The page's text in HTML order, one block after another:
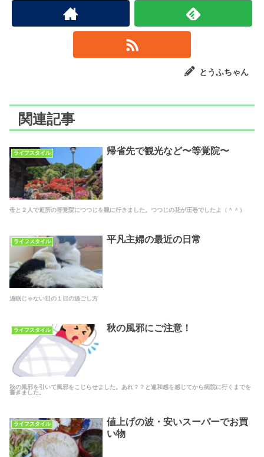
とうふちゃん
関連記事
ライフスタイル 帰省先で観光など〜等覚院〜
母と２人で近所の等覚院につつじを観に行きました。つつじの花が圧巻でしたよ（＾＾）
ライフスタイル 平凡主婦の最近の日常
過眠じゃない日の１日の過ごし方
ライフスタイル 秋の風邪にご注意！
秋の風邪を引いて風邪をこじらせました。あれ？？と違和感を感じてから病院に行くまでを
書きました。
ライフスタイル
値上げの波・安いスーパーでお買
い物